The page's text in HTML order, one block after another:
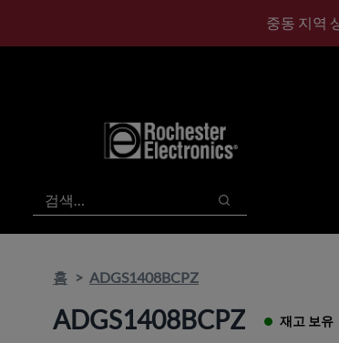
중동 지역
검색
검색
홈 ADGS1408BCPZ
ADGS1408BCPZ 재고 보유